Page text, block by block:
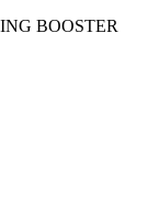
BOOSTER